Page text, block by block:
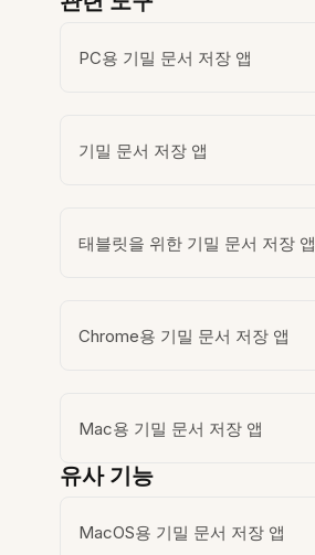
PC용 기밀 문서 저장 앱
기밀 문서 저장 앱
태블릿을 위한 기밀 문서 저장 앱
Chrome용 기밀 문서 저장 앱
Mac용 기밀 문서 저장 앱
유사 기능
MacOS용 기밀 문서 저장 앱